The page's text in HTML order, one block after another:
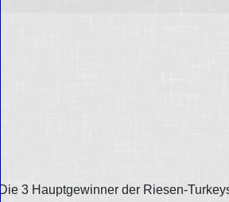
Die 3 Hauptgewinner der Riesen-